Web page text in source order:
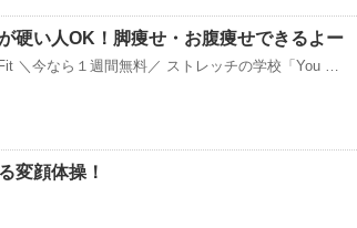
硬い人OK！脚痩せ・お腹痩せできるよー
＼今なら１週間無料／ ストレッチの学校「You …
変顔体操！